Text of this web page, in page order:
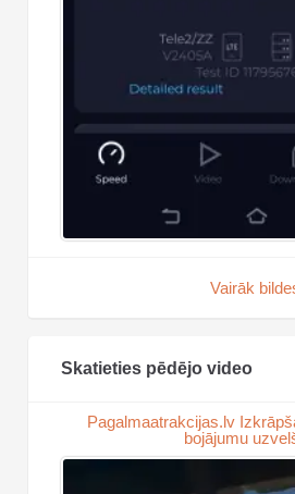
Vairāk
Skatieties pēdējo video
Pagalmaatrakcijas.lv
bojājumu